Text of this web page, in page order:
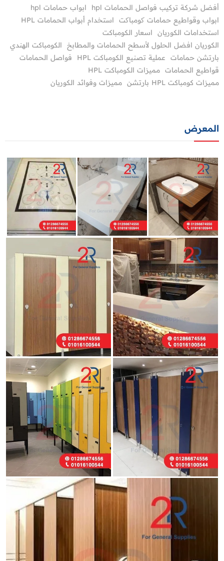
أفضل شركة تركيب فواصل الحمامات hpl
ابواب حمامات hpl
ابواب وقواطيع حمامات کومباکت
استخدام أبواب الحمامات HPL
استخدامات الكوريان
اسعار الكومباكت
الكوريان افضل الحلول لأسطح الحمامات والمطابخ
الكومباكت الهندي
بارتشن حمامات
عملية تصنيع الكومباكت HPL
فواصل الحمامات
قواطيع الحمامات
مميزات الكومباكت HPL
مميزات كومباكت HPL بارتشن
مميزات وفوائد الكوريان
المعرض